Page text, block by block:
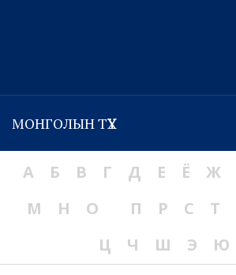
МОНГОЛЫН ТҮҮХ
А Б В Г Д Е Ё Ж
М
Н О П Р С Т
Ц
Ч Ш Э Ю